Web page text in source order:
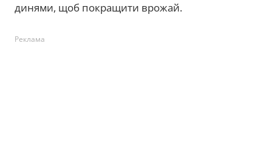
динями, щоб покращити врожай.
Реклама